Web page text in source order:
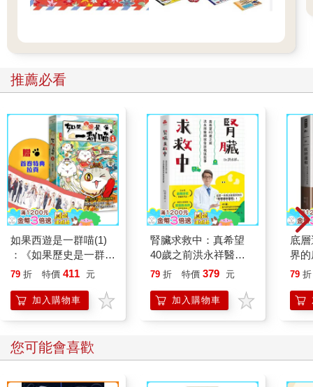
推薦必看
如果西遊是一群喵(1)
：《如果歷史是一群
喵》作者最新力作，附
79 折 特價 411 元
加入購物車
腎臟求救中：真希望
40歲之前洪永祥醫師
就告訴我這些事
79 折 特價 379 元
加入購物車
底
界
79 折
您可能會喜歡